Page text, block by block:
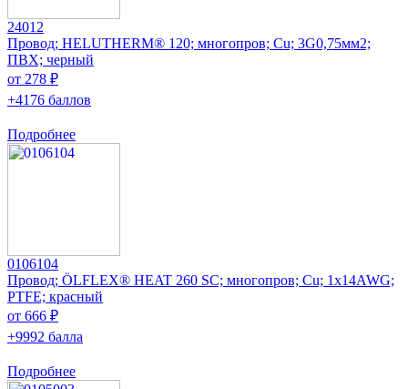
24012
Провод; HELUTHERM® 120; многопров; Cu; 3G0,75мм2;
ПВХ; черный
от 278 ₽
+4176 баллов
Подробнее
0106104
Провод; ÖLFLEX® HEAT 260 SC; многопров; Cu; 1x14AWG;
PTFE; красный
от 666 ₽
+9992 балла
Подробнее